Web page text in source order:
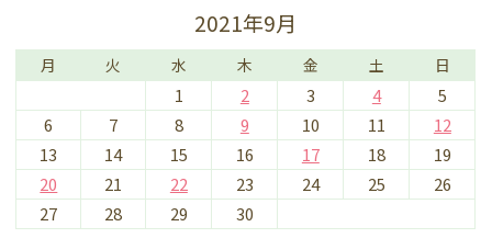
2021年9月
月 火 水 木 金 土 日
1 2 3 4
5
6
7 8 9 10 11
12
13
14 15 16 17 18
19
20
21 22 23 24 25
26
27
28 29 30